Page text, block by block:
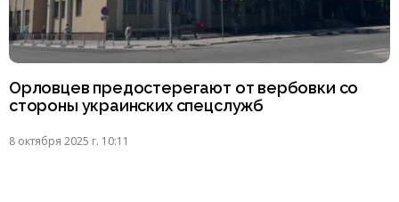
Орловцев предостерегают от вербовки со
стороны украинских спецслужб
8 октября 2025 г. 10:11